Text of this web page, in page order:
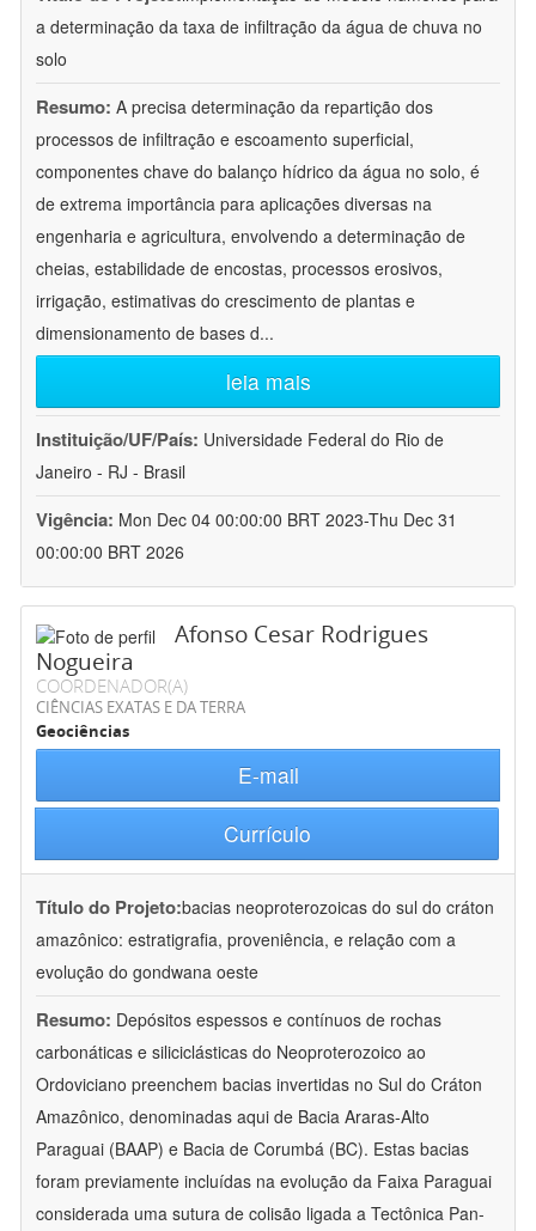
a determinação da taxa de infiltração da água de chuva no
solo
Resumo: A precisa determinação da repartição dos
processos de infiltração e escoamento superficial,
componentes chave do balanço hídrico da água no solo, é
de extrema importância para aplicações diversas na
engenharia e agricultura, envolvendo a determinação de
cheias, estabilidade de encostas, processos erosivos,
irrigação, estimativas do crescimento de plantas e
dimensionamento de bases d...
leia mais
Instituição/UF/País: Universidade Federal do Rio de
Janeiro - RJ - Brasil
Vigência: Mon Dec 04 00:00:00 BRT 2023-Thu Dec 31
00:00:00 BRT 2026
Afonso Cesar Rodrigues
Nogueira
COORDENADOR(A)
CIÊNCIAS EXATAS E DA TERRA
Geociências
E-mail
Currículo
Título do Projeto:bacias neoproterozoicas do sul do cráton
amazônico: estratigrafia, proveniência, e relação com a
evolução do gondwana oeste
Resumo: Depósitos espessos e contínuos de rochas
carbonáticas e siliciclásticas do Neoproterozoico ao
Ordoviciano preenchem bacias invertidas no Sul do Cráton
Amazônico, denominadas aqui de Bacia Araras-Alto
Paraguai (BAAP) e Bacia de Corumbá (BC). Estas bacias
foram previamente incluídas na evolução da Faixa Paraguai
considerada uma sutura de colisão ligada a Tectônica Pan-